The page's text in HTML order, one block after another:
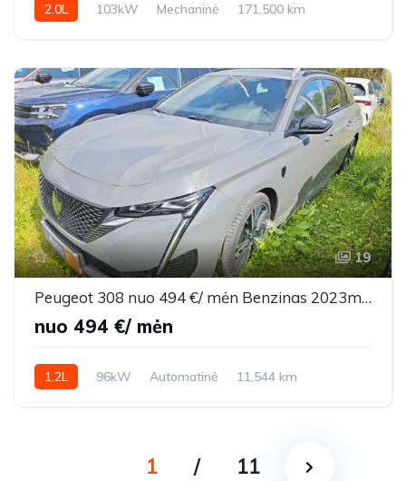
2.0L 103kW Mechaninė
171,500 km
19
Peugeot 308 nuo 494 €/ mėn Benzinas 2023m. Universalas Automatinė
nuo 494 €/ mėn
1.2L 96kW Automatinė
11,544 km
1 / 11